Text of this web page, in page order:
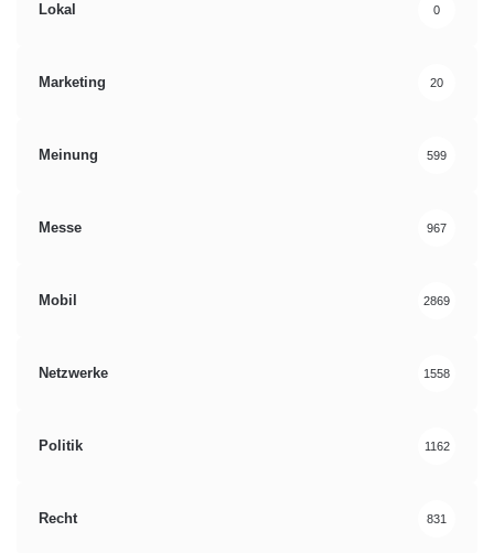
Lokal 0
Marketing 20
Meinung 599
Messe 967
Mobil 2869
Netzwerke 1558
Politik 1162
Recht 831